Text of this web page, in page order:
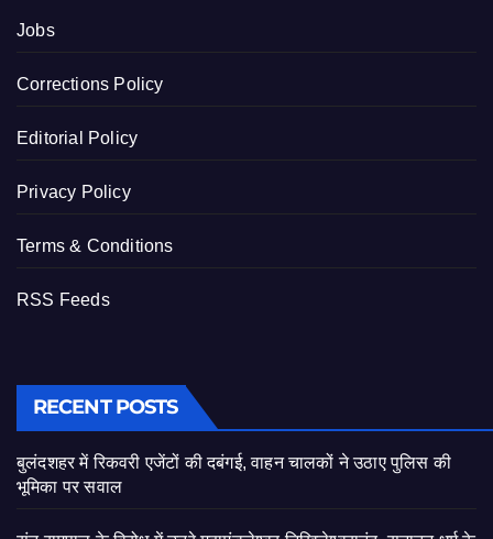
Jobs
Corrections Policy
Editorial Policy
Privacy Policy
Terms & Conditions
RSS Feeds
RECENT POSTS
बुलंदशहर में रिकवरी एजेंटों की दबंगई, वाहन चालकों ने उठाए पुलिस की
भूमिका पर सवाल